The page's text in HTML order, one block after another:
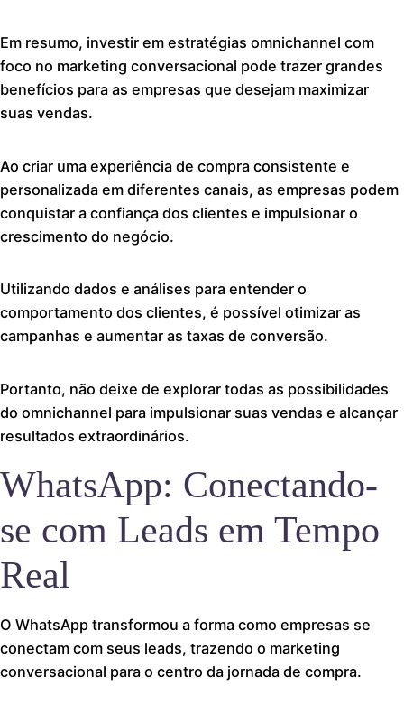
Em resumo, investir em estratégias omnichannel com
foco no marketing conversacional pode trazer grandes
benefícios para as empresas que desejam maximizar
suas vendas.
Ao criar uma experiência de compra consistente e
personalizada em diferentes canais, as empresas podem
conquistar a confiança dos clientes e impulsionar o
crescimento do negócio.
Utilizando dados e análises para entender o
comportamento dos clientes, é possível otimizar as
campanhas e aumentar as taxas de conversão.
Portanto, não deixe de explorar todas as possibilidades
do omnichannel para impulsionar suas vendas e alcançar
resultados extraordinários.
WhatsApp: Conectando-
se com Leads em Tempo
Real
O WhatsApp transformou a forma como empresas se
conectam com seus leads, trazendo o marketing
conversacional para o centro da jornada de compra.